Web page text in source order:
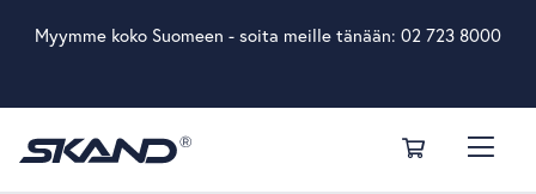
Myymme koko Suomeen - soita meille tänään: 02 723 8000